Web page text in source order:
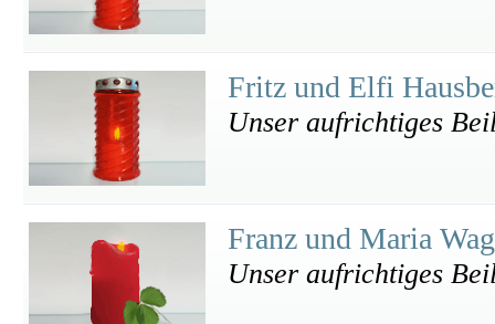
Fritz und Elfi
Unser aufrichtiges
Franz und Maria
Unser aufrichtiges